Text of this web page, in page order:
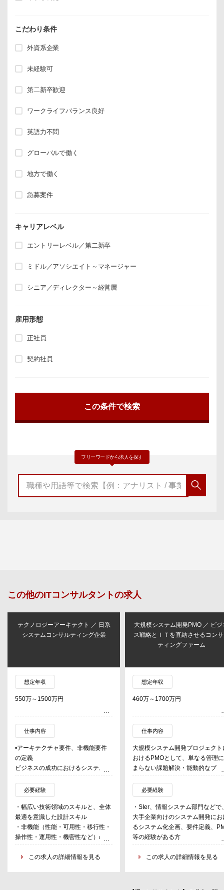
こだわり条件
外資系企業
未経験可
第二新卒歓迎
ワークライフバランス良好
英語力不問
グローバルで働く
地方で働く
急募案件
キャリアレベル
エントリーレベル／第二新卒
ミドル／アソシエイト～マネージャー
シニア／ディレクター～経営層
雇用形態
正社員
契約社員
フリーワードから求人を探す
この他のITコンサルタントの求人
テクノロジーアーキテクト ／ 日系
システムコンサルティング企業
想定年収
550万～1500万円
仕事内容
•アーキテクチャ要件、非機能要件
の定義
ビジネスの成功におけるシステムの
役割、なすべきことを理解し、アー
キテクチャを設計する為に必要とな
る要件を定義する。
•アーキテクチャ設計、Proof Of
Concept
機能面、非機能面で要件を満たすア
必要経験
・幅広い技術領域のスキルと、全体
最適を意識した設計スキル
・非機能（性能・可用性・移行性・
操作性・運用性・機密性など）の要
件定義、設計
・高度なプログラミングスキル（言
この求人の詳細情報を見る
大規模システム開発PMO ／ ビジ
ス戦略とＩＴを直結させるコン
ティングファーム
想定年収
460万～1700万円
仕事内容
大規模システム開発プロジェクト
おけるPMOとして、単なる管理
まらない課題解決・能動的なプロ
ェクト推進支援を実施する。
・当グループとの協業によるベン
ー側のプロジェクトマネジメント
ら、独自で行うクライアントサイ
のプロジェクト管理・推進支援ま
で、幅広い領域でのプロジェクト
・進捗報告書をチェックするとい
体の進め方を提案・プランニング
必要経験
・SIer、情報システム部門などで
大手企業向けのシステム開発にお
るシステム化企画、要件定義、
等の経験がある方
・課題解決に向けたDX導入を推
した経験のある方
この求人の詳細情報を見る